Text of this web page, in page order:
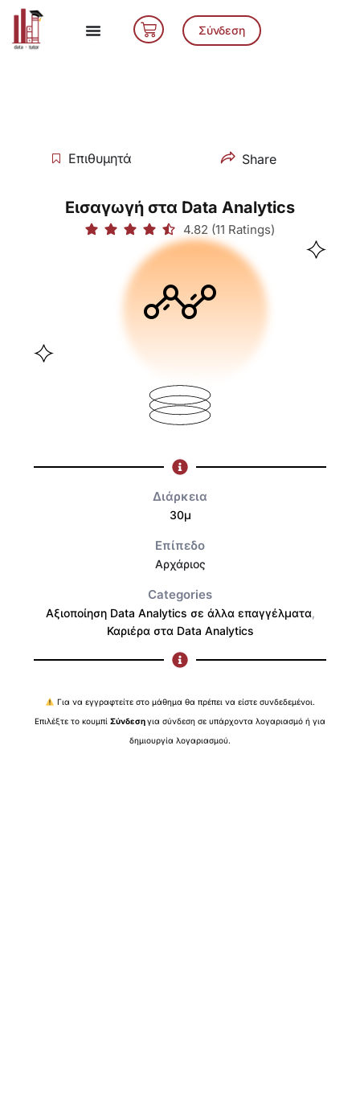
Μετάβαση
περιεχόμενο
Cart Σύνδεση
Επιθυμητά Share
Εισαγωγή στα Data Analytics
4.82 (11 Ratings)
Διάρκεια
30μ
Επίπεδο
Αρχάριος
Categories
Αξιοποίηση Data Analytics σε άλλα επαγγέλματα,
Καριέρα στα Data Analytics
Για να εγγραφτείτε στο μάθημα θα πρέπει να είστε συνδεδεμένοι.
Επιλέξτε το κουμπί Σύνδεσηγια σύνδεση σε υπάρχοντα λογαριασμό ή για
δημιουργία λογαριασμού.